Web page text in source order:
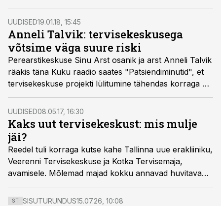
UUDISED19.01.18, 15:45
Anneli Talvik: tervisekeskusega
võtsime väga suure riski
Perearstikeskuse Sinu Arst osanik ja arst Anneli Talvik
rääkis täna Kuku raadio saates "Patsiendiminutid", et
tervisekeskuse projekti lülitumine tähendas korraga nii
uusi võimalusi kui ka suurt äririski.
UUDISED08.05.17, 16:30
Kaks uut tervisekeskust: mis mulje
jäi?
Reedel tuli korraga kutse kahe Tallinna uue erakliiniku,
Veerenni Tervisekeskuse ja Kotka Tervisemaja,
avamisele. Mõlemad majad kokku annavad huvitava
ülevaate erakliinikute võimalustest.
ST SISUTURUNDUS15.07.26, 10:08